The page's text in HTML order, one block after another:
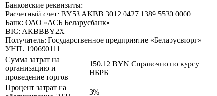
Банковские реквизиты:
Расчетный счет: BY53 AKBB 3012 0427 1389 5530 0000
Банк: ОАО «АСБ Беларусбанк»
BIC: AKBBBY2X
Получатель: Государственное предприятие «Беларусьторг»
УНП: 190690111
Сумма затрат на
организацию и
проведение торгов
150.12 BYN Справочно по курсу
НБРБ
Процент затрат на
3%